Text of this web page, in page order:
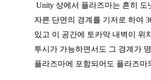
Unity 상에서 플라즈마는 흔히 도
자른 단면의 경계를 기저로 하여
있고 이 공간에 토카막 내벽이 위
투시가 가능하면서도 그 경계가
플라즈마에 포함되어도 플라즈